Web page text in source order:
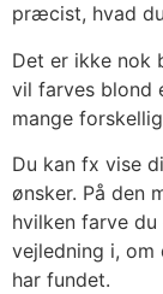
præcist, hvad
Det er ikke nok
vil farves blond
mange
Du kan fx vise
ønsker. På den
hvilken farve
vejledning i,
har fundet.